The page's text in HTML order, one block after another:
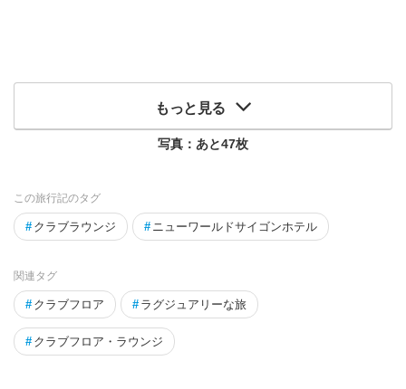
もっと見る
写真：あと47枚
この旅行記のタグ
# クラブラウンジ # ニューワールドサイゴンホテル
関連タグ
# クラブフロア # ラグジュアリーな旅
# クラブフロア・ラウンジ